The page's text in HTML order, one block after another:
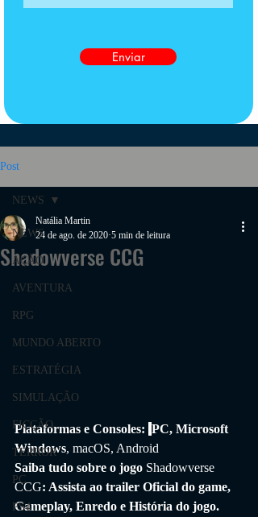
Enviar
Post
NEWS
AÇÃO
AVENTURA
RPG
MUNDO ABERTO
ESTRATÉGIA
SIMULAÇÃO
FICÇÃO
TERROR
PC
PS4
NEWS
Shadowverse CCG
Natália Martin
24 de ago. de 2020 5 min de leitura
Plataformas e Consoles: PC, Microsoft
Windows, macOS, Android
Saiba tudo sobre o jogo Shadowverse
CCG: Assista ao trailer Oficial do game,
Gameplay, Enredo e História do jogo.